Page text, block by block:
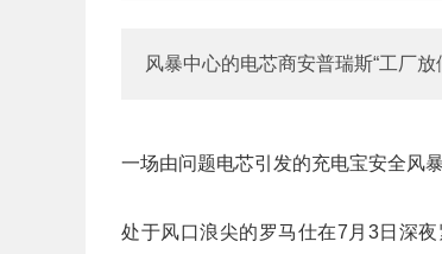
风暴中心的电芯商安普瑞斯“工厂放
一场由问题电芯引发的充电宝安全风
处于风口浪尖的罗马仕在7月3日深